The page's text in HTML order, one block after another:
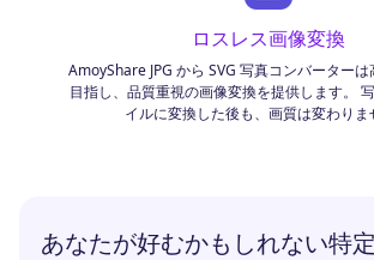
ロスレス画像変換
AmoyShare JPG から SVG 写真コンバーター
目指し、品質重視の画像変換を提供します。
イルに変換した後も、画質は変わりま
あなたが好むかもしれない特